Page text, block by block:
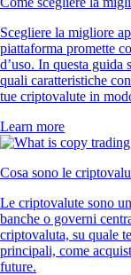
Scegliere la migliore
piattaforma promette
d’uso. In questa guida
quali caratteristiche
tue criptovalute in
Learn more
Cosa sono le
Le criptovalute sono
banche o governi
criptovaluta, su quale
principali, come
future.